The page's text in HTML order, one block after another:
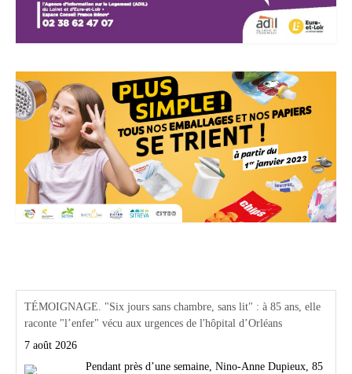
TÉMOIGNAGE. "Six jours sans chambre, sans lit" : à 85 ans, elle
raconte "l’enfer" vécu aux urgences de l'hôpital d’Orléans
7 août 2026
Pendant près d’une semaine, Nino-Anne Dupieux, 85